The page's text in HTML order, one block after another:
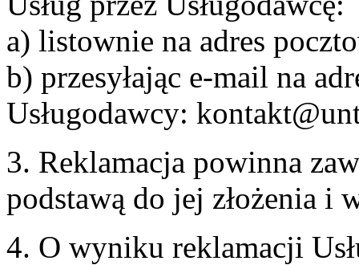
a) listownie na adres
b) przesyłając e-mail na
Usługodawcy:
3. Reklamacja powinna
podstawą do jej złożenia i
4. O wyniku reklamacji